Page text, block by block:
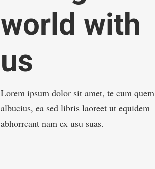
world with
us
Lorem ipsum dolor sit amet, te cum quem
albucius, ea sed libris laoreet ut equidem
abhorreant nam ex usu suas.